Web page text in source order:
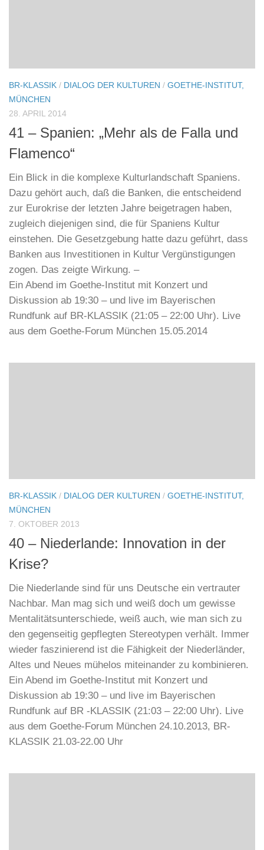
BR-KLASSIK / DIALOG DER KULTUREN / GOETHE-INSTITUT,
MÜNCHEN
28. APRIL 2014
41 – Spanien: „Mehr als de Falla und
Flamenco“
Ein Blick in die komplexe Kulturlandschaft Spaniens.
Dazu gehört auch, daß die Banken, die entscheidend
zur Eurokrise der letzten Jahre beigetragen haben,
zugleich diejenigen sind, die für Spaniens Kultur
einstehen. Die Gesetzgebung hatte dazu geführt, dass
Banken aus Investitionen in Kultur Vergünstigungen
zogen. Das zeigte Wirkung. –
Ein Abend im Goethe-Institut mit Konzert und
Diskussion ab 19:30 – und live im Bayerischen
Rundfunk auf BR-KLASSIK (21:05 – 22:00 Uhr). Live
aus dem Goethe-Forum München 15.05.2014
BR-KLASSIK / DIALOG DER KULTUREN / GOETHE-INSTITUT,
MÜNCHEN
7. OKTOBER 2013
40 – Niederlande: Innovation in der
Krise?
Die Niederlande sind für uns Deutsche ein vertrauter
Nachbar. Man mag sich und weiß doch um gewisse
Mentalitätsunterschiede, weiß auch, wie man sich zu
den gegenseitig gepflegten Stereotypen verhält. Immer
wieder faszinierend ist die Fähigkeit der Niederländer,
Altes und Neues mühelos miteinander zu kombinieren.
Ein Abend im Goethe-Institut mit Konzert und
Diskussion ab 19:30 – und live im Bayerischen
Rundfunk auf BR -KLASSIK (21:03 – 22:00 Uhr). Live
aus dem Goethe-Forum München 24.10.2013, BR-
KLASSIK 21.03-22.00 Uhr